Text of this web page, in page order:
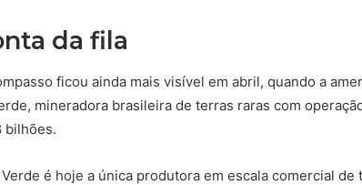
da fila
ficou ainda mais visível em abril, quando a
mineradora brasileira de terras raras com
bilhões.
é hoje a única produtora em escala comercial de